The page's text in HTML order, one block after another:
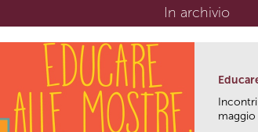
In archivio